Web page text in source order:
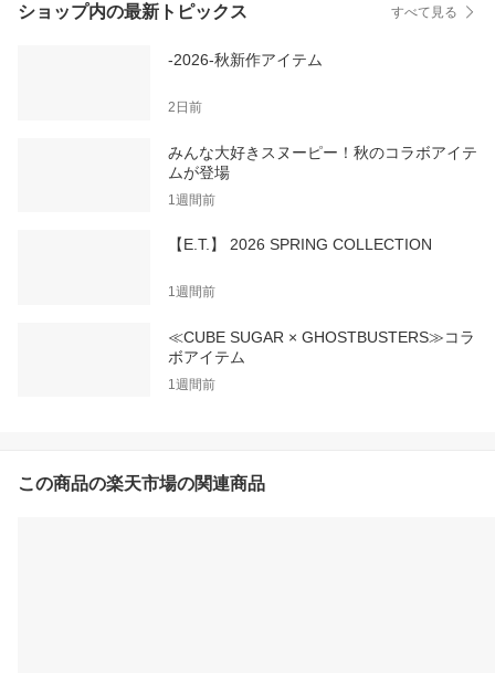
ショップ内の最新トピックス すべて見る
-2026-秋新作アイテム
2日前
みんな大好きスヌーピー！秋のコラボアイテ
ムが登場
1週間前
【E.T.】 2026 SPRING COLLECTION
1週間前
≪CUBE SUGAR × GHOSTBUSTERS≫コラ
ボアイテム
1週間前
この商品の楽天市場の関連商品